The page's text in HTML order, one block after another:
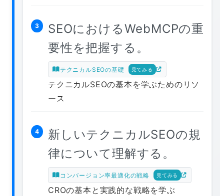
3
SEOにおけるWebMCPの重
要性を把握する。
テクニカルSEOの基礎 見てみる
テクニカルSEOの基本を学ぶためのリソ
ース
4
新しいテクニカルSEOの規
律について理解する。
コンバージョン率最適化の戦略 見てみる
CROの基本と実践的な戦略を学ぶ